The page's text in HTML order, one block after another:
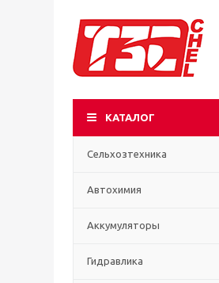
КАТАЛОГ
Сельхозтехника
Автохимия
Аккумуляторы
Гидравлика